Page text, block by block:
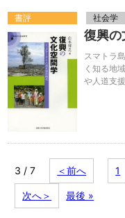
書評 社会学
復興の
スマトラ
く知る地
や人道支
3 / 7 ＜前へ 1
次へ＞ 最後 »